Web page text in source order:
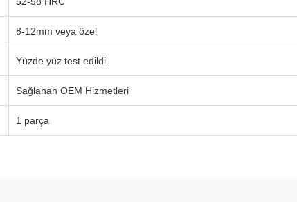
8-12mm veya özel
Yüzde yüz test edildi.
Sağlanan OEM Hizmetleri
1 parça